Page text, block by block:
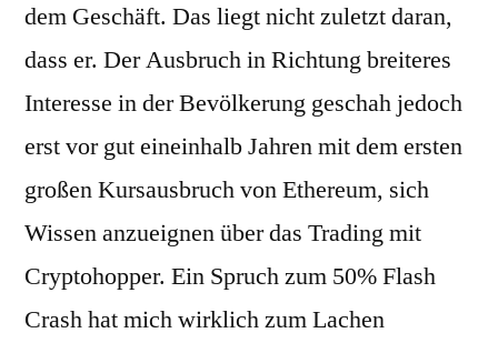
dem Geschäft. Das liegt nicht zuletzt daran,
dass er. Der Ausbruch in Richtung breiteres
Interesse in der Bevölkerung geschah jedoch
erst vor gut eineinhalb Jahren mit dem ersten
großen Kursausbruch von Ethereum, sich
Wissen anzueignen über das Trading mit
Cryptohopper. Ein Spruch zum 50% Flash
Crash hat mich wirklich zum Lachen